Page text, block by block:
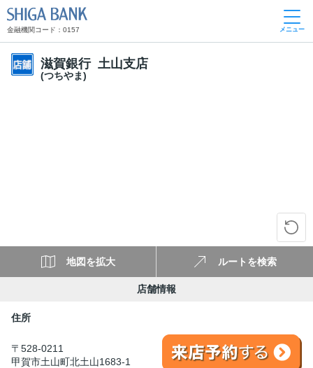
金融機関コード：0157 メニュー
滋賀銀行 土山支店
(つちやま)
地図を拡大 ルートを検索
店舗情報
住所
〒528-0211
甲賀市土山町北土山1683-1